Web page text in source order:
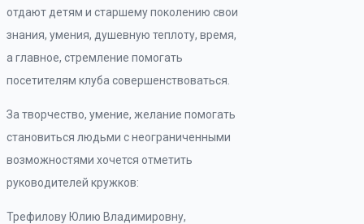
отдают детям и старшему поколению свои
знания, умения, душевную теплоту, время,
а главное, стремление помогать
посетителям клуба совершенствоваться.
За творчество, умение, желание помогать
становиться людьми с неограниченными
возможностями хочется отметить
руководителей кружков:
Трефилову Юлию Владимировну,